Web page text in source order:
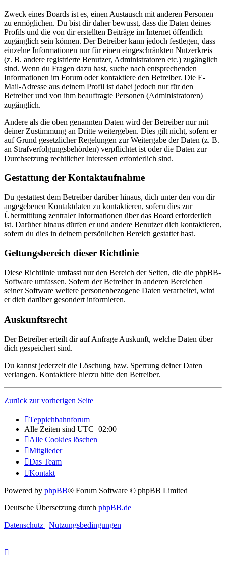
Zweck eines Boards ist es, einen Austausch mit anderen Personen
zu ermöglichen. Du bist dir daher bewusst, dass die Daten deines
Profils und die von dir erstellten Beiträge im Internet öffentlich
zugänglich sein können. Der Betreiber kann jedoch festlegen, dass
einzelne Informationen nur für einen eingeschränkten Nutzerkreis
(z. B. andere registrierte Benutzer, Administratoren etc.) zugänglich
sind. Wenn du Fragen dazu hast, suche nach entsprechenden
Informationen im Forum oder kontaktiere den Betreiber. Die E-
Mail-Adresse aus deinem Profil ist dabei jedoch nur für den
Betreiber und von ihm beauftragte Personen (Administratoren)
zugänglich.
Andere als die oben genannten Daten wird der Betreiber nur mit
deiner Zustimmung an Dritte weitergeben. Dies gilt nicht, sofern er
auf Grund gesetzlicher Regelungen zur Weitergabe der Daten (z. B.
an Strafverfolgungsbehörden) verpflichtet ist oder die Daten zur
Durchsetzung rechtlicher Interessen erforderlich sind.
Gestattung der Kontaktaufnahme
Du gestattest dem Betreiber darüber hinaus, dich unter den von dir
angegebenen Kontaktdaten zu kontaktieren, sofern dies zur
Übermittlung zentraler Informationen über das Board erforderlich
ist. Darüber hinaus dürfen er und andere Benutzer dich kontaktieren,
sofern du dies in deinem persönlichen Bereich gestattet hast.
Geltungsbereich dieser Richtlinie
Diese Richtlinie umfasst nur den Bereich der Seiten, die die phpBB-
Software umfassen. Sofern der Betreiber in anderen Bereichen
seiner Software weitere personenbezogene Daten verarbeitet, wird
er dich darüber gesondert informieren.
Auskunftsrecht
Der Betreiber erteilt dir auf Anfrage Auskunft, welche Daten über
dich gespeichert sind.
Du kannst jederzeit die Löschung bzw. Sperrung deiner Daten
verlangen. Kontaktiere hierzu bitte den Betreiber.
Zurück zur vorherigen Seite
Teppichbahnforum
Alle Zeiten sind UTC+02:00
Alle Cookies löschen
Mitglieder
Das Team
Kontakt
Powered by phpBB® Forum Software © phpBB Limited
Deutsche Übersetzung durch phpBB.de
Datenschutz | Nutzungsbedingungen